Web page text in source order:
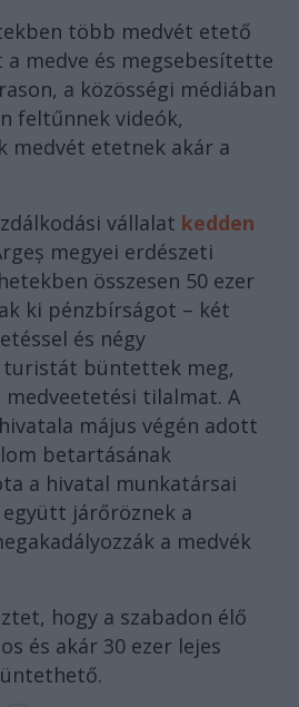
több medvét etető
medve és megsebesítette
a közösségi médiában
feltűnnek videók,
medvét etetnek akár a
vállalat kedden
megyei erdészeti
összesen 50 ezer
ki pénzbírságot – két
és négy
turistát büntettek meg,
medveetetési tilalmat. A
május végén adott
betartásának
a hivatal munkatársai
járőröznek a
a medvék
hogy a szabadon élő
és akár 30 ezer lejes